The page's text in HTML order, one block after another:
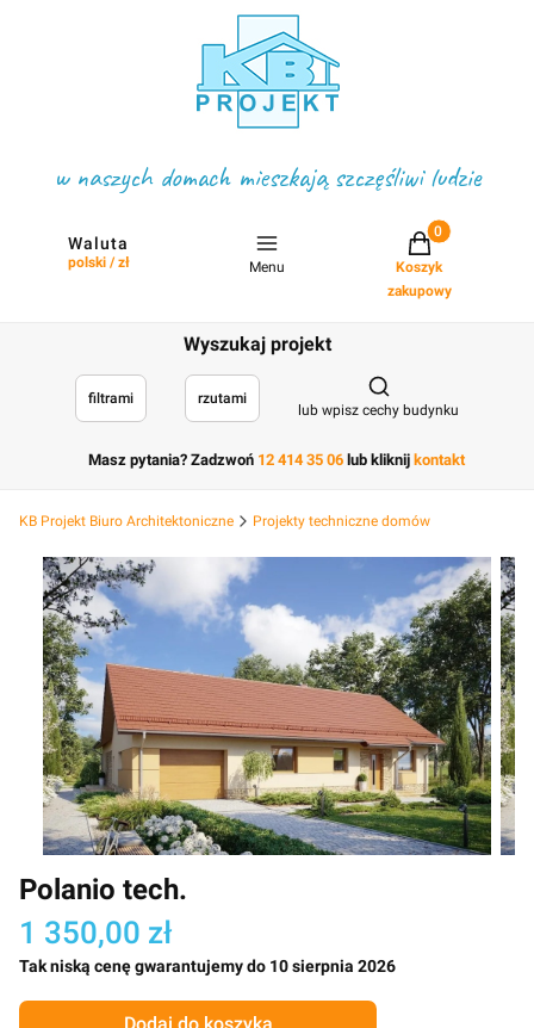
w naszych domach mieszkają szczęśliwi ludzie
Waluta
polski / zł Menu
Projekty w
Koszyk
zakupowy
Wyszukaj projekt
filtrami rzutami
Otwórz
lub wpisz cechy budynku
Masz pytania? Zadzwoń 12 414 35 06 lub kliknij kontakt
KB Projekt Biuro Architektoniczne Projekty techniczne domów
Polanio tech.
1 350,00 zł
Tak niską cenę gwarantujemy do 10 sierpnia 2026